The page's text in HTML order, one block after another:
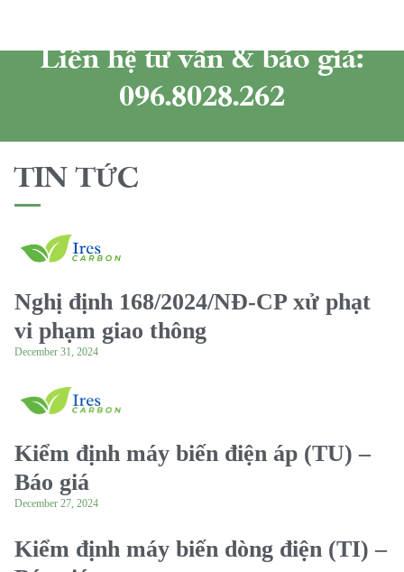
Liên hệ tư vấn & báo giá:
096.8028.262
TIN TỨC
Nghị định 168/2024/NĐ-CP xử phạt
vi phạm giao thông
December 31, 2024
Kiểm định máy biến điện áp (TU) –
Báo giá
December 27, 2024
Kiểm định máy biến dòng điện (TI) –